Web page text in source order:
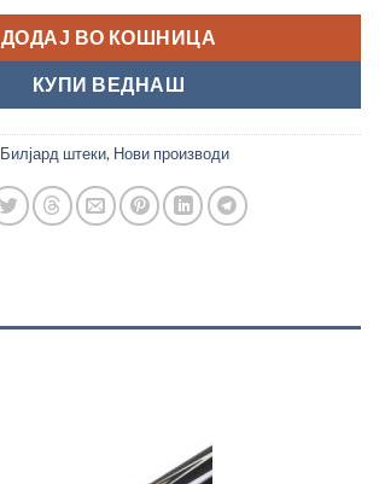
ДОДАЈ ВО КОШНИЦА
КУПИ ВЕДНАШ
Билјард штеки, Нови производи